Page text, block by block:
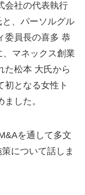
会社の代表執行
、パーソルグル
委員長の喜多 恭
マネックス創業
た松本 大氏から
初となる女性ト
した。
を通して多文
について話しま